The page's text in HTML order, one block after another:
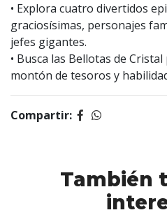
• Explora cuatro divertidos
graciosísimas, personajes
jefes gigantes.
• Busca las Bellotas de
montón de tesoros y
Compartir:
También